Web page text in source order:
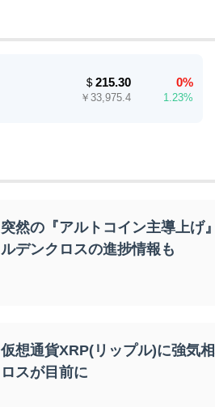
＄215.30
￥33,975.4
0%
1.23%
突然の『アルトコイン主導上
ルデンクロスの進捗情報も
仮想通貨XRP(リップル)に強気
ロスが目前に